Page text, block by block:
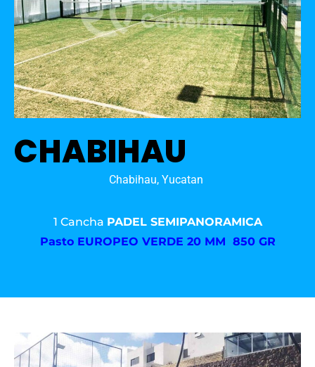
CHABIHAU
Chabihau, Yucatan
1 Cancha PADEL SEMIPANORAMICA
Pasto EUROPEO VERDE 20 MM 850 GR